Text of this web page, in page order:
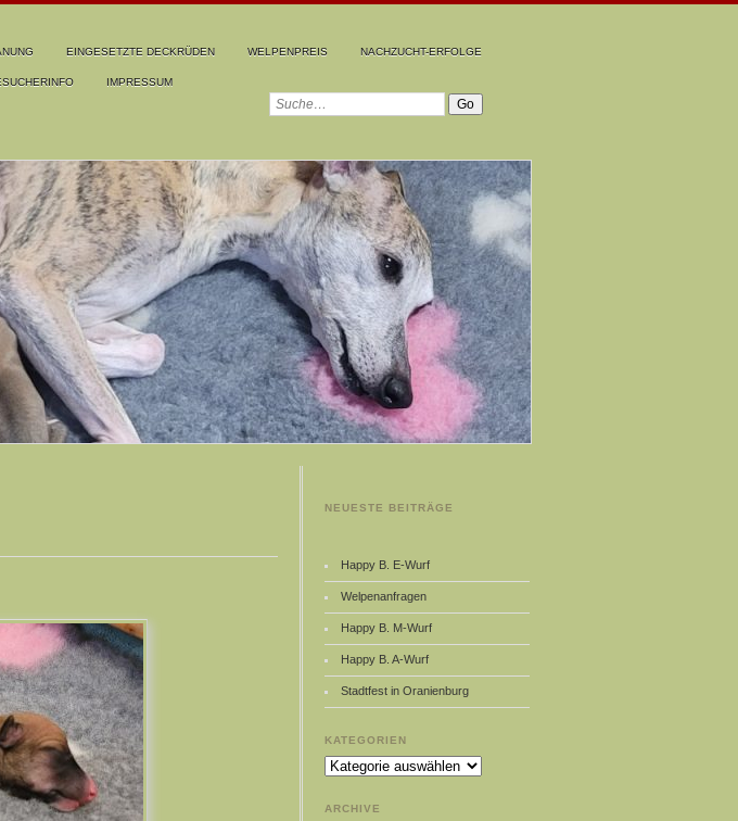
EINGESETZTE DECKRÜDEN WELPENPREIS NACHZUCHT-ERFOLGE
IMPRESSUM
NEUESTE BEITRÄGE
Happy B. E-Wurf
Welpenanfragen
Happy B. M-Wurf
Happy B. A-Wurf
Stadtfest in Oranienburg
KATEGORIEN
Kategorien
ARCHIVE